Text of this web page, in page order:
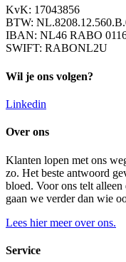
KvK: 17043856
BTW:
IBAN: NL46 RABO
SWIFT: RABONL2U
Wil je ons volgen?
Linkedin
Over ons
Klanten lopen met ons
zo. Het beste antwoord
bloed. Voor ons telt alleen
gaan we verder dan wie
Lees hier meer over ons.
Service